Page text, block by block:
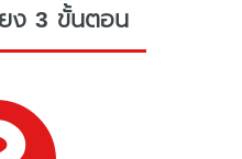
ง 3 ขั้นตอน